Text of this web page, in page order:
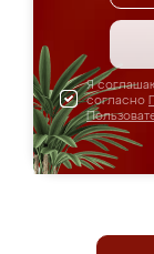
Я
согласно